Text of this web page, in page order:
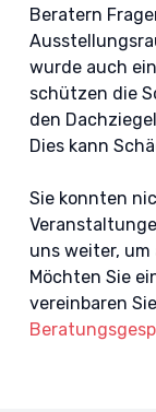
Beratern
wurde auch
schützen die
den
Dies kann
Sie konnten
uns weiter,
Möchten Sie
vereinbaren